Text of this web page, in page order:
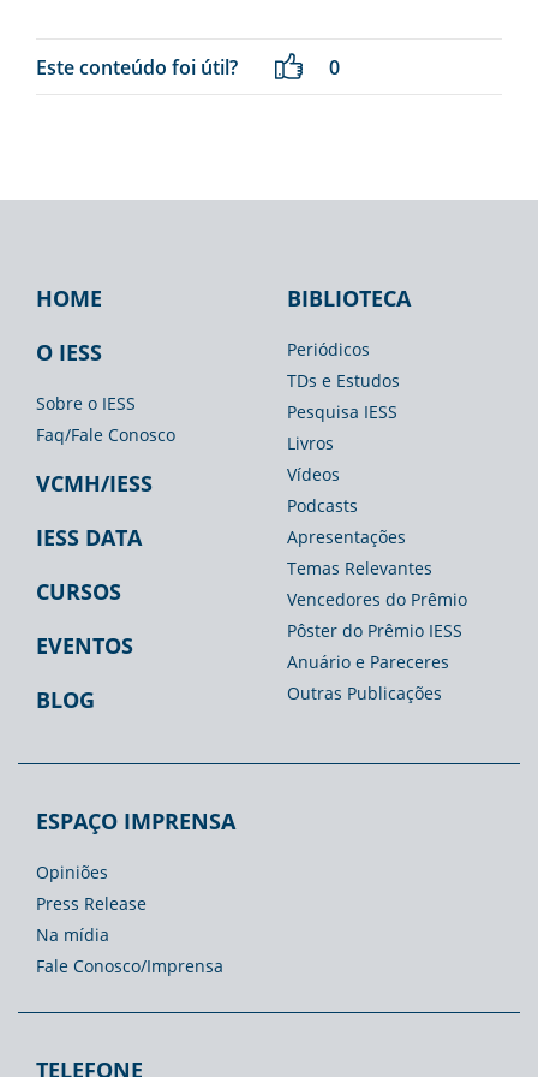
Este conteúdo foi útil? 0
Footer
IESS
HOME
O IESS
Sobre o IESS
Faq/Fale Conosco
VCMH/IESS
IESS DATA
CURSOS
EVENTOS
BLOG
Footer
Biblioteca
BIBLIOTECA
Periódicos
TDs e Estudos
Pesquisa IESS
Livros
Vídeos
Podcasts
Apresentações
Temas Relevantes
Vencedores do Prêmio
Pôster do Prêmio IESS
Anuário e Pareceres
Outras Publicações
Footer
Espaço
Imprensa
ESPAÇO IMPRENSA
Opiniões
Press Release
Na mídia
Fale Conosco/Imprensa
TELEFONE